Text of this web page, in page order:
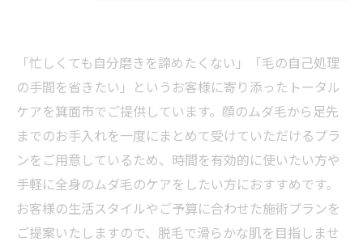
「忙しくても自分磨きを諦めたくない」「毛の自己処理
の手間を省きたい」というお客様に寄り添ったトータル
ケアを箕面市でご提供しています。顔のムダ毛から足先
までのお手入れを一度にまとめて受けていただけるプラ
ンをご用意しているため、時間を有効的に使いたい方や
手軽に全身のムダ毛のケアをしたい方におすすめです。
お客様の生活スタイルやご予算に合わせた施術プランを
ご提案いたしますので、脱毛で滑らかな肌を目指しませ